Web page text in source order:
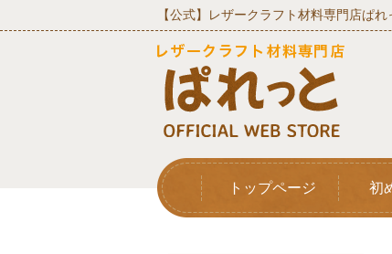
【公式】レザークラフト材料専門店ぱ
トップページ 初